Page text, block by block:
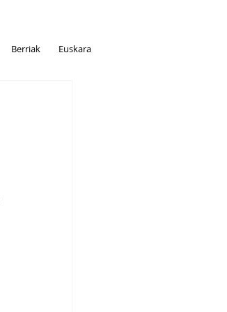
Berriak Euskara